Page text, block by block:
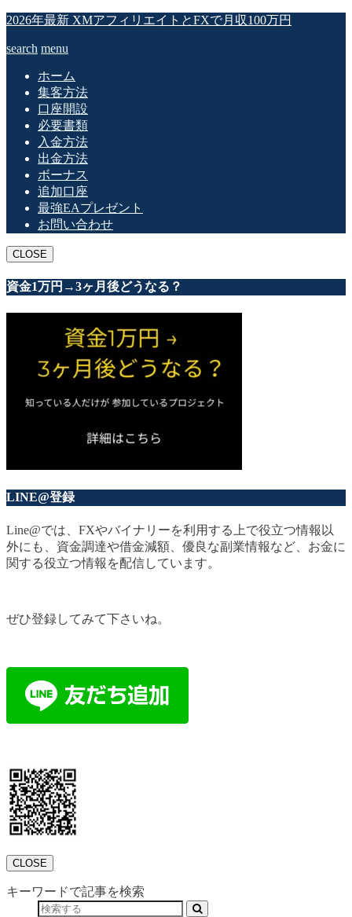
2026年最新 XMアフィリエイトとFXで月収100万円
search menu
ホーム
集客方法
口座開設
必要書類
入金方法
出金方法
ボーナス
追加口座
最強EAプレゼント
お問い合わせ
CLOSE
資金1万円→3ヶ月後どうなる？
LINE@登録
Line@では、FXやバイナリーを利用する上で役立つ情報以
外にも、資金調達や借金減額、優良な副業情報など、お金に
関する役立つ情報を配信しています。
ぜひ登録してみて下さいね。
CLOSE
キーワードで記事を検索